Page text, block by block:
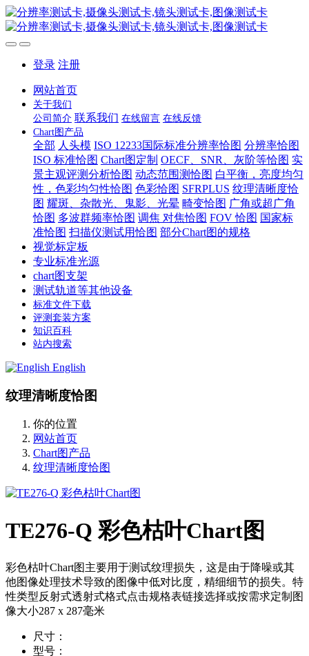
登录 注册
网站首页
关于我们
公司简介 联系我们 在线留言 在线反馈
Chart图产品
全部 人头模 ISO 12233国际标准分辨率恰图 分辨率恰图
ISO 标准恰图 Chart图定制 OECF、SNR、灰阶等恰图 实
景主观评测分析恰图 动态范围测恰图 白平衡，亮度均匀
性，色彩均匀性恰图 色彩恰图 SFRPLUS 纹理清晰度恰
图 耀斑、杂散光、鬼影、光晕 畸变恰图 广角或超广角
恰图 多波群频率恰图 调焦 对焦恰图 FOV 恰图 国家标
准恰图 扫描仪测试用恰图 部分Chart图的规格
视觉标定板
专业标准光源
chart图支架
测试轨道等其他设备
标准文件下载
评测套装方案
知识百科
站内搜索
English
纹理清晰度恰图
你的位置
网站首页
Chart图产品
纹理清晰度恰图
TE276-Q 彩色枯叶Chart图
彩色枯叶Chart图主要用于测试纹理损失，这是由于降噪或其
他图像处理技术导致的图像中低对比度，精细细节的损失。特
性类型反射式透射式格式点击规格表链接选择或按需求定制图
像大小287 x 287毫米
尺寸：
型号：